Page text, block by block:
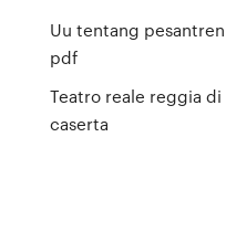
Uu tentang pesantren
pdf
Teatro reale reggia di
caserta